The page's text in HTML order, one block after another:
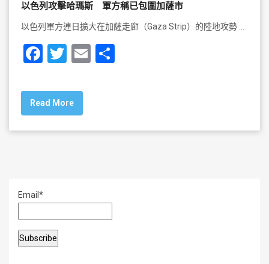
以色列攻擊哈瑪斯 軍方稱已包圍加薩市
以色列軍方連日擴大在加薩走廊（Gaza Strip）的陸地攻勢 …
F
c
e
b
k
T
tt
er
E
Read More
Email*